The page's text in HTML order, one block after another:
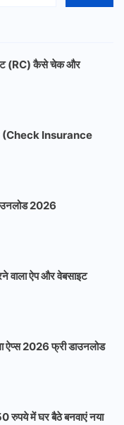
(RC) कैसे चेक और
(Check Insurance
2026
वाला ऐप और वेबसाइट
ऐप्स 2026 फ्री डाउनलोड
रुपये में घर बैठे बनवाएं नया